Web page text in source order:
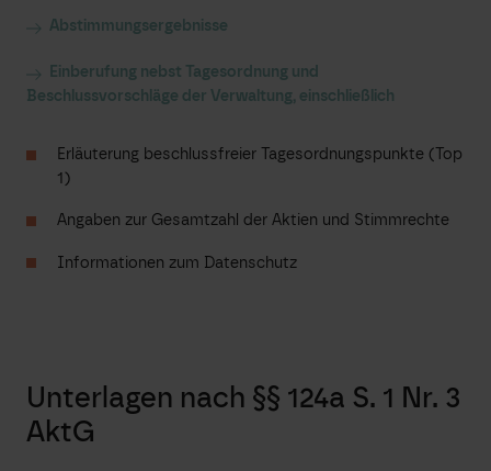
Abstimmungsergebnisse
Einberufung nebst Tagesordnung und
Beschlussvorschläge der Verwaltung, einschließlich
Erläuterung beschlussfreier Tagesordnungspunkte (Top
1)
Angaben zur Gesamtzahl der Aktien und Stimmrechte
Informationen zum Datenschutz
Unterlagen nach §§ 124a S. 1 Nr. 3
AktG